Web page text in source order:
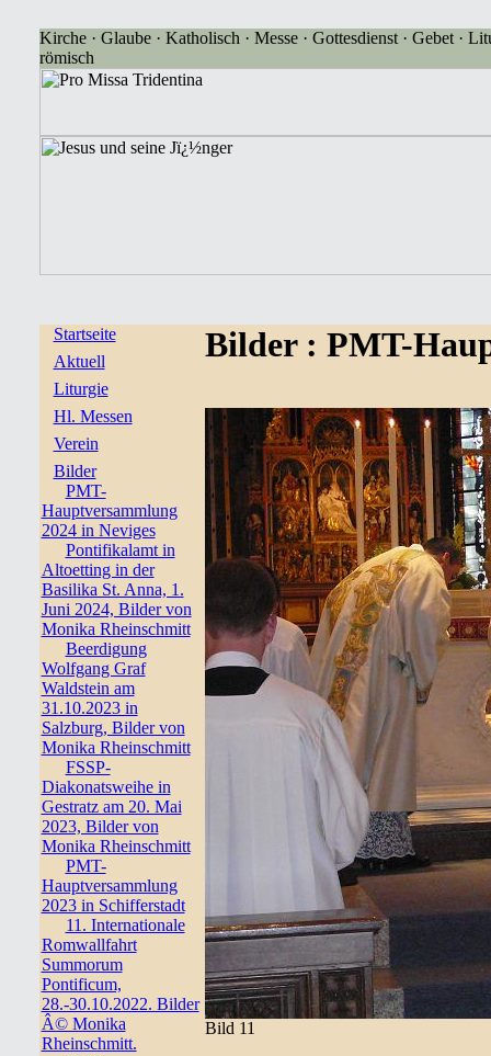
Kirche · Glaube · Katholisch · Messe · Gottesdienst · Gebet ·
römisch
Startseite
Aktuell
Liturgie
Hl. Messen
Verein
Bilder
PMT-
Hauptversammlung
2024 in Neviges
Pontifikalamt in
Altoetting in der
Basilika St. Anna, 1.
Juni 2024, Bilder von
Monika Rheinschmitt
Beerdigung
Wolfgang Graf
Waldstein am
31.10.2023 in
Salzburg, Bilder von
Monika Rheinschmitt
FSSP-
Diakonatsweihe in
Gestratz am 20. Mai
2023, Bilder von
Monika Rheinschmitt
PMT-
Hauptversammlung
2023 in Schifferstadt
11. Internationale
Romwallfahrt
Summorum
Pontificum,
28.-30.10.2022. Bilder
Â© Monika
Rheinschmitt.
Bilder : PMT-
Bild 11